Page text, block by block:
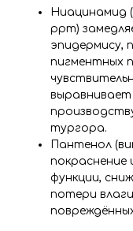
Ниацинамид
ppm)
эпидермису,
пигментных
тургора.
Пантенол
функции,
потери